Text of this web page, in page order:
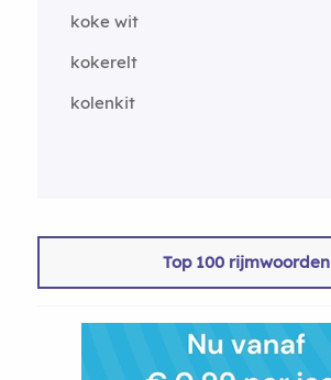
koke wit
kokerelt
kolenkit
Top 100 rijmwoorden